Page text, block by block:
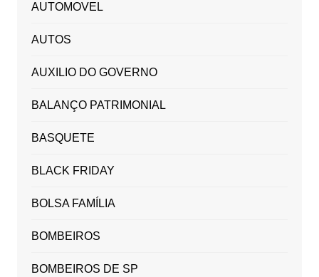
AUTOMOVEL
AUTOS
AUXILIO DO GOVERNO
BALANÇO PATRIMONIAL
BASQUETE
BLACK FRIDAY
BOLSA FAMÍLIA
BOMBEIROS
BOMBEIROS DE SP